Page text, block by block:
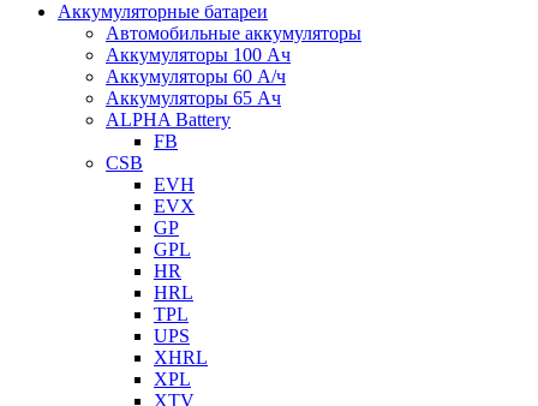
Аккумуляторные батареи
Автомобильные аккумуляторы
Аккумуляторы 100 Ач
Аккумуляторы 60 А/ч
Аккумуляторы 65 Ач
ALPHA Battery
FB
CSB
EVH
EVX
GP
GPL
HR
HRL
TPL
UPS
XHRL
XPL
XTV